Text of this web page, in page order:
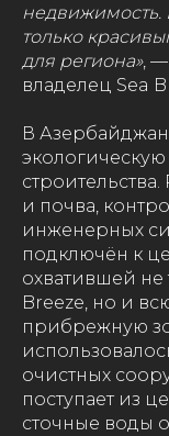
недвижимость.
только
для региона», —
владелец Sea
В
экологическую
и почва,
инженерных
подключён к
охватившей не
Breeze, но и
прибрежную
очистных
поступает из
сточные воды